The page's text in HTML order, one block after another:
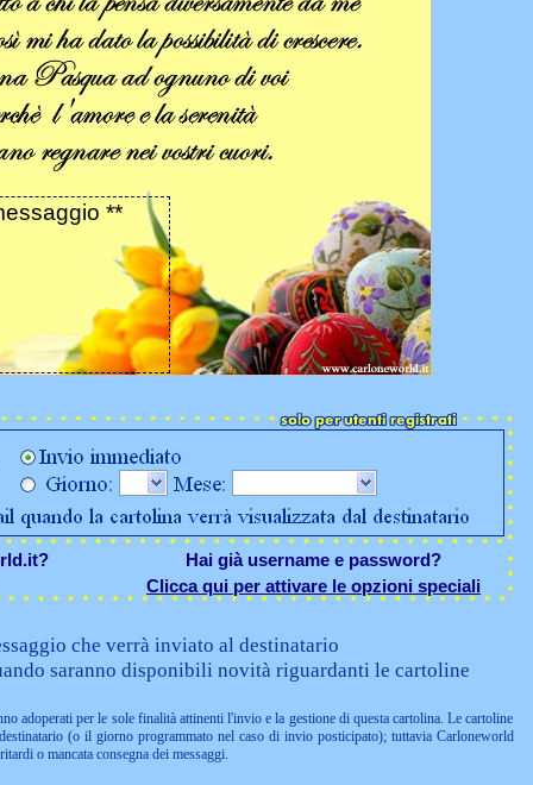
Hai già username e password?
Clicca qui per attivare le opzioni speciali
che verrà inviato al destinatario
saranno disponibili novità riguardanti le cartoline
adoperati per le sole finalità attinenti l'invio e la gestione di questa cartolina. Le cartoline
(o il giorno programmato nel caso di invio posticipato); tuttavia Carloneworld
o mancata consegna dei messaggi.